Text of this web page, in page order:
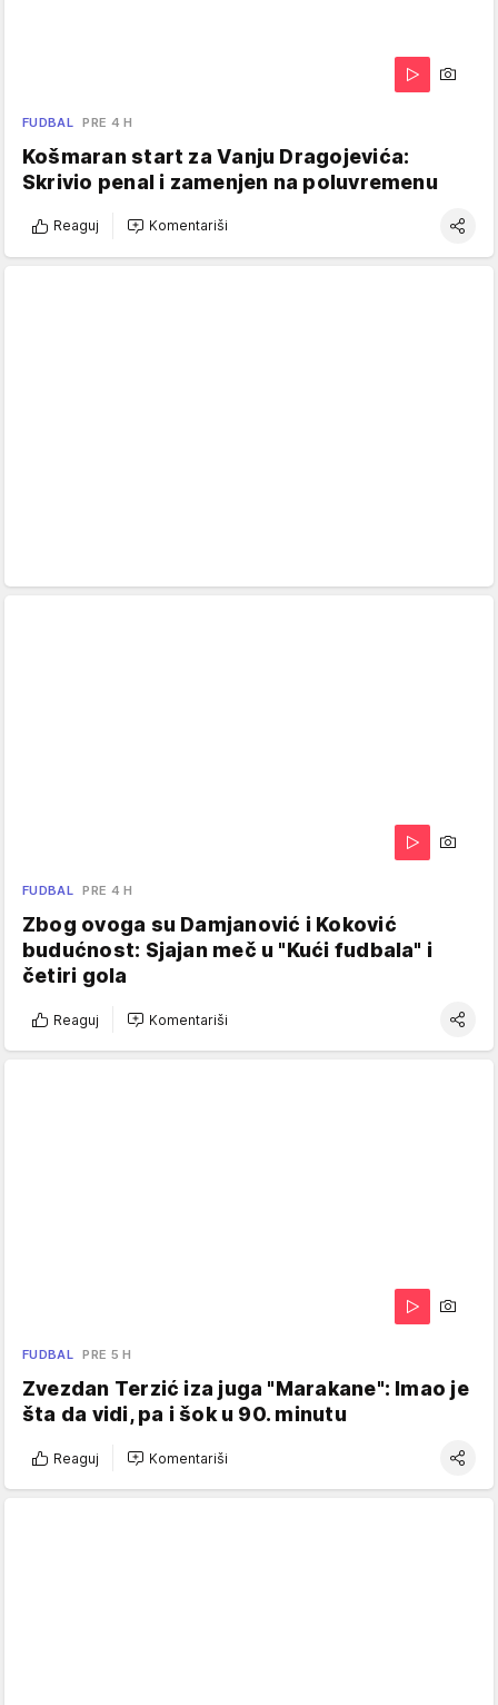
FUDBAL PRE 4 H
Košmaran start za Vanju Dragojevića:
Skrivio penal i zamenjen na poluvremenu
Reaguj Komentariši
FUDBAL PRE 4 H
Zbog ovoga su Damjanović i Koković
budućnost: Sjajan meč u "Kući fudbala" i
četiri gola
Reaguj Komentariši
FUDBAL PRE 5 H
Zvezdan Terzić iza juga "Marakane": Imao je
šta da vidi, pa i šok u 90. minutu
Reaguj Komentariši